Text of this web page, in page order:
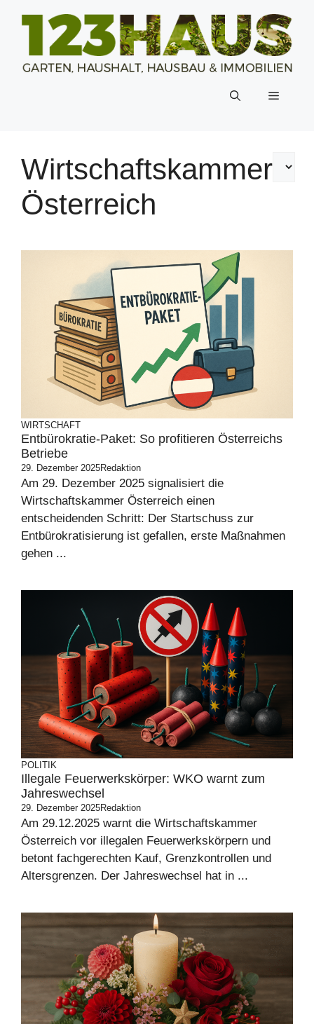
Inhalt
Menü
Wirtschaftskammer
Österreich
WIRTSCHAFT
Entbürokratie-Paket: So profitieren Österreichs
Betriebe
29. Dezember 2025Redaktion
Am 29. Dezember 2025 signalisiert die
Wirtschaftskammer Österreich einen
entscheidenden Schritt: Der Startschuss zur
Entbürokratisierung ist gefallen, erste Maßnahmen
gehen ...
POLITIK
Illegale Feuerwerkskörper: WKO warnt zum
Jahreswechsel
29. Dezember 2025Redaktion
Am 29.12.2025 warnt die Wirtschaftskammer
Österreich vor illegalen Feuerwerkskörpern und
betont fachgerechten Kauf, Grenzkontrollen und
Altersgrenzen. Der Jahreswechsel hat in ...